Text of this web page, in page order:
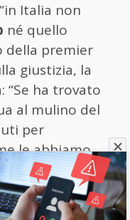
Italia non
né quello
della premier
giustizia, la
“Se ha trovato
al mulino del
per
le abbiamo
cosa significa
la guerra